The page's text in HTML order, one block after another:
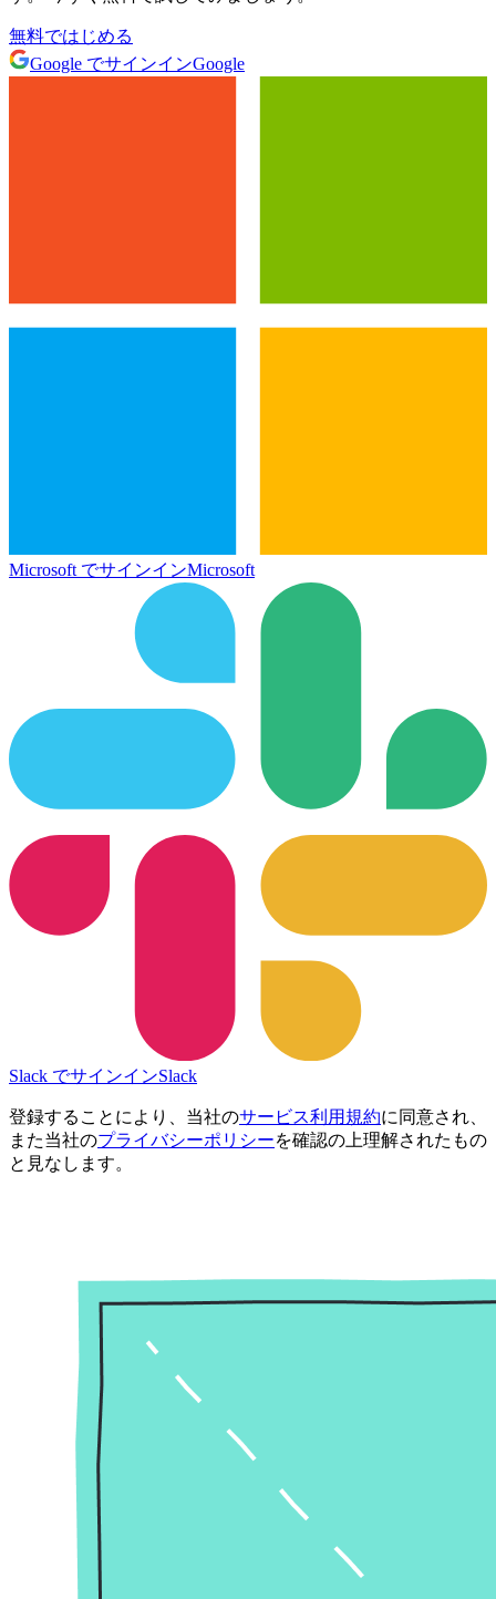
無料ではじめる
Google でサインインGoogle
Microsoft でサインインMicrosoft
Slack でサインインSlack
登録することにより、当社のサービス利用規約に同意され、
また当社のプライバシーポリシーを確認の上理解されたもの
と見なします。